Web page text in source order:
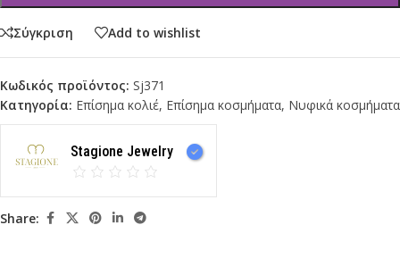
Σύγκριση Add to wishlist
Κωδικός προϊόντος: Sj371
Κατηγορία: Επίσημα κολιέ, Επίσημα κοσμήματα, Νυφικά κοσμήματα
Stagione Jewelry
Share: